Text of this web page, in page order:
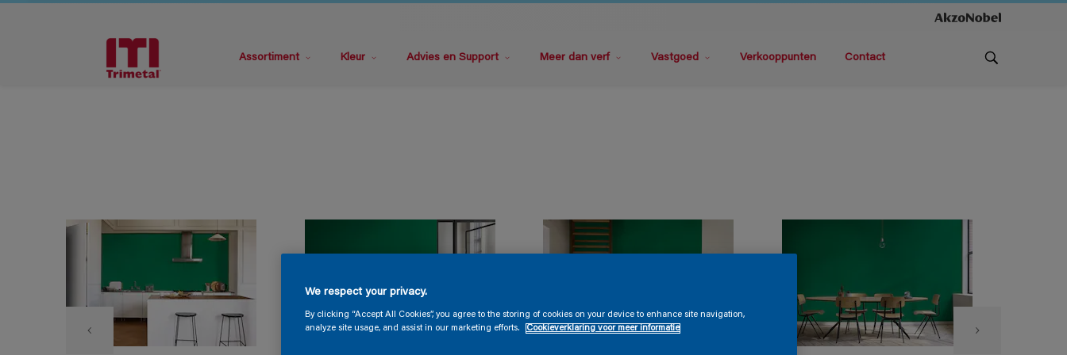
Assortiment Kleur Advies en Support Meer dan verf Vastgoed Verkooppunten Contact
We respect your privacy.
By clicking “Accept All Cookies”, you agree to the storing of cookies on your device to enhance site navigation,
analyze site usage, and assist in our marketing efforts.
Cookieverklaring voor meer informatie